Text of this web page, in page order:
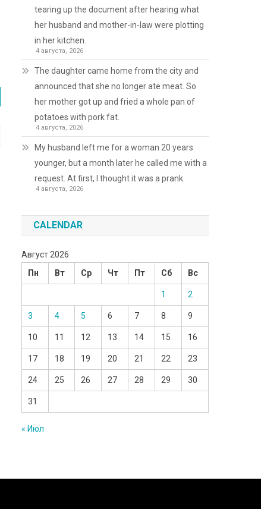
tearing up the document after hearing what
her husband and mother-in-law were plotting
in her kitchen.
4 августа, 2026
The daughter came home from the city and
announced that she no longer ate meat. So
her mother got up and fried a whole pan of
potatoes with pork fat.
4 августа, 2026
My husband left me for a woman 20 years
younger, but a month later he called me with a
request. At first, I thought it was a prank.
4 августа, 2026
CALENDAR
Август 2026
Пн
Вт Ср Чт Пт Сб Вс
1 2
3 4 5 6 7 8 9
10 11 12 13 14 15 16
17 18 19 20 21 22 23
24 25 26 27 28 29 30
31
« Июл